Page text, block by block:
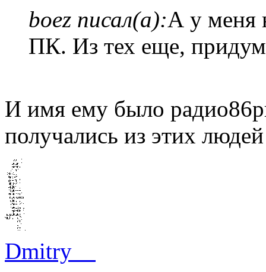
boez писал(а):А у меня
ПК. Из тех еще,
И имя ему было
получались из этих
Dmitry__